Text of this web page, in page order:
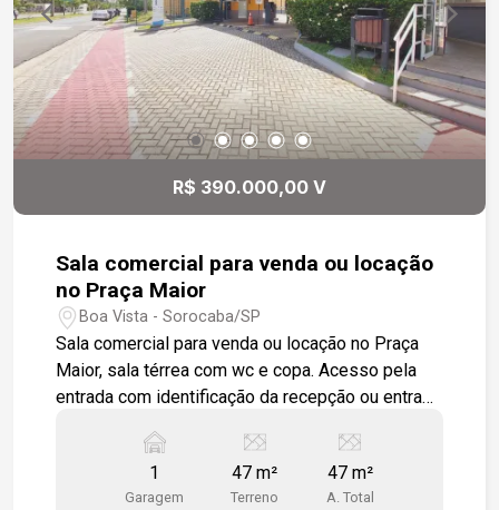
além de lavanderia independente e uma varanda
de serviço. O condomínio combina modernidade,
elegância e sofisticação, com duas torres
exclusivas e uma infraestrutura completa de
lazer e bem-estar: Piscina adulto e infantil
Espaço kids Mini golfe Music Hall Quadra
poliesportiva Spa Sauna Academia (fitness) Uma
excelente oportunidade para quem busca
privilegiada no Campolim.
R$ 390.000,00 V
Sala comercial para venda ou locação
no Praça Maior
Boa Vista - Sorocaba/SP
Sala comercial para venda ou locação no Praça
Maior, sala térrea com wc e copa. Acesso pela
entrada com identificação da recepção ou entrada
aparelhos de ar condicionados. 1 vaga de
garagem privativa. Condomínio com restaurante,
portaria, estacionamento próprio com
1
Garagem
47 m²
Terreno
47 m²
A. Total